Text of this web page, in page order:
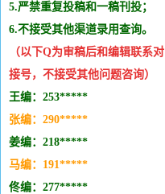
5.严禁重复投稿和一稿刊投；
6.不接受其他渠道录用查询。
（以下Q为审稿后和编辑联系对
接号，不接受其他问题咨询）
王编：253*****
张编：290*****
姜编：218*****
马编：191*****
佟编：277*****